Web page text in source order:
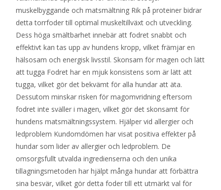
muskelbyggande och matsmältning Rik på proteiner bidrar
detta torrfoder till optimal muskeltillväxt och utveckling.
Dess höga smältbarhet innebär att fodret snabbt och
effektivt kan tas upp av hundens kropp, vilket främjar en
hälsosam och energisk livsstil. Skonsam för magen och lätt
att tugga Fodret har en mjuk konsistens som är lätt att
tugga, vilket gör det bekvämt för alla hundar att äta.
Dessutom minskar risken för magomvridning eftersom
fodret inte sväller i magen, vilket gör det skonsamt för
hundens matsmältningssystem. Hjälper vid allergier och
ledproblem Kundomdömen har visat positiva effekter på
hundar som lider av allergier och ledproblem. De
omsorgsfullt utvalda ingredienserna och den unika
tillagningsmetoden har hjälpt många hundar att förbättra
sina besvär, vilket gör detta foder till ett utmärkt val för